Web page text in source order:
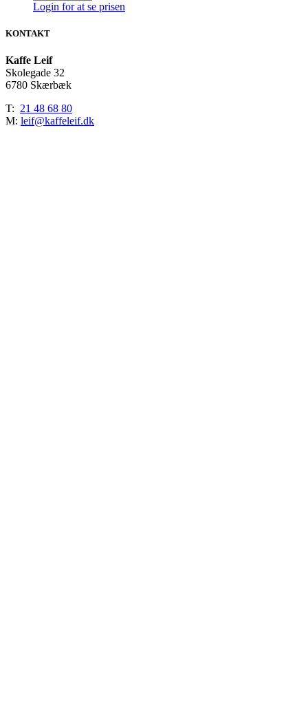
Login for at se prisen
KONTAKT
Kaffe Leif
Skolegade 32
6780 Skærbæk
T: 21 48 68 80
M: leif@kaffeleif.dk